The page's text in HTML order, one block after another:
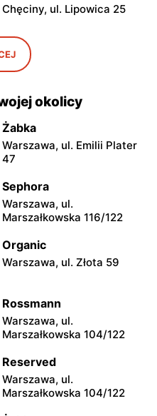
Chęciny, ul. Lipowica 25
moje sklepy
Bogoria, ul. Rynek 30
Grębów, ul. Wydrza 180
moje sklepy
Jeżowe, ul. Zalesie 77
Kamień, ul. Błonie 23
Gumniska, ul. Gumniska
157C
Tczew, ul. Franciszka Żwirki
61
Jarosław, ul. Pełkińska 147
moje sklepy
okolicy
Żabka
Warszawa, ul. Emilii Plater
47
Sephora
Warszawa, ul.
Marszałkowska 116/122
Organic
Warszawa, ul. Złota 59
Rossmann
Warszawa, ul.
Marszałkowska 104/122
Reserved
Warszawa, ul.
Marszałkowska 104/122